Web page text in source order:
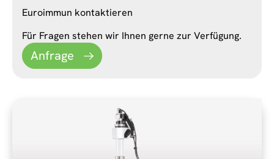
Euroimmun kontaktieren
Für Fragen stehen wir Ihnen gerne zur Verfügung.
Anfrage